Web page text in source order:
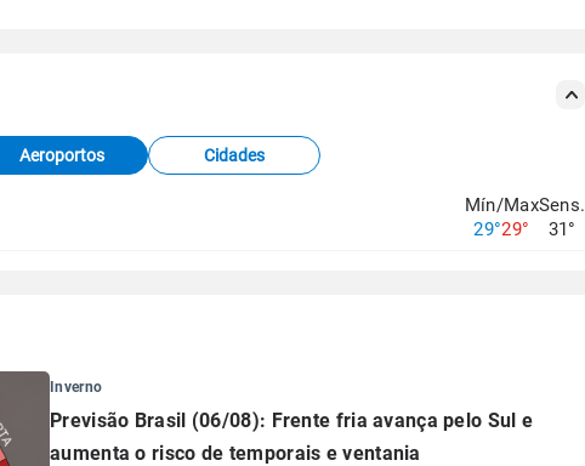
(CPTEC).
Aeroportos Cidades
Mín/Max
29°29°
Sens.
31°
Inverno
Previsão Brasil (06/08): Frente fria avança pelo Sul e
aumenta o risco de temporais e ventania